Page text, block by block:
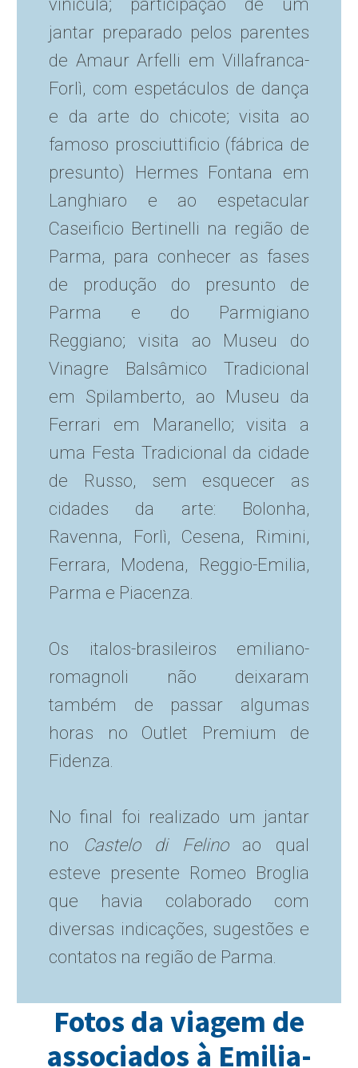
vinícula; participação de um
jantar preparado pelos parentes
de Amaur Arfelli em Villafranca-
Forlì, com espetáculos de dança
e da arte do chicote; visita ao
famoso prosciuttificio (fábrica de
presunto) Hermes Fontana em
Langhiaro e ao espetacular
Caseificio Bertinelli na região de
Parma, para conhecer as fases
de produção do presunto de
Parma e do Parmigiano
Reggiano; visita ao Museu do
Vinagre Balsâmico Tradicional
em Spilamberto, ao Museu da
Ferrari em Maranello; visita a
uma Festa Tradicional da cidade
de Russo, sem esquecer as
cidades da arte: Bolonha,
Ravenna, Forlì, Cesena, Rimini,
Ferrara, Modena, Reggio-Emilia,
Parma e Piacenza.
Os italos-brasileiros emiliano-
romagnoli não deixaram
também de passar algumas
horas no Outlet Premium de
Fidenza.
No final foi realizado um jantar
no
Castelo di Felino ao qual
esteve presente Romeo Broglia
que havia colaborado com
diversas indicações, sugestões e
contatos na região de Parma.
Fotos da viagem de
associados à Emilia-